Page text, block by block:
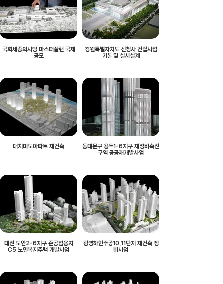
국회세종의사당 마스터플랜 국제
공모
강원특별자치도 신청사 건립사업
기본 및 실시설계
대치미도아파트 재건축
동대문구 용두1-6지구 재정비촉진
구역 공공재개발사업
대전 도안2-6지구 준공업용지
C5 노인복지주택 개발사업
광명하안주공10,11단지 재건축 정
비사업